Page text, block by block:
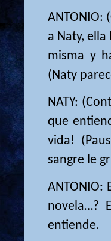
ANTONIO:
a Naty, ella
misma y
(Naty
NATY:
que
vida!
sangre le
ANTONIO:
novela…?
entiende.